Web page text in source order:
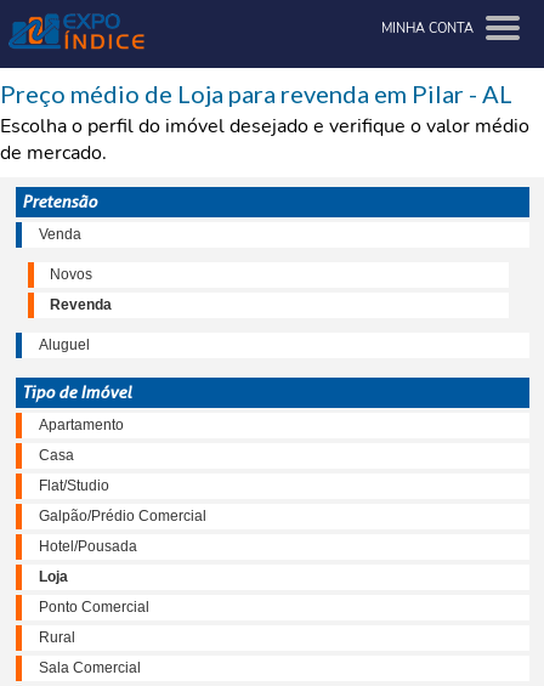
MINHA CONTA
Preço médio de Loja para revenda em Pilar - AL
Escolha o perfil do imóvel desejado e verifique o valor médio
de mercado.
Pretensão
Venda
Novos
Revenda
Aluguel
Tipo de Imóvel
Apartamento
Casa
Flat/Studio
Galpão/Prédio Comercial
Hotel/Pousada
Loja
Ponto Comercial
Rural
Sala Comercial